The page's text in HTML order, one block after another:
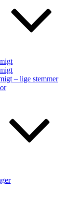
– lige stemmer